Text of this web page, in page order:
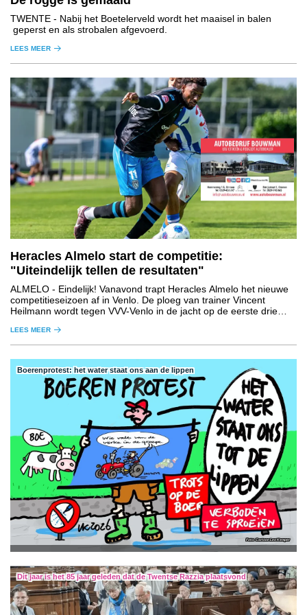
TWENTE - Nabij het Boetelerveld wordt het maaisel in balen
geperst en als strobalen afgevoerd.
LEES MEER
Heracles Almelo start de competitie:
"Uiteindelijk tellen de resultaten"
ALMELO - Eindelijk! Vanavond trapt Heracles Almelo het nieuwe
competitieseizoen af in Venlo. De ploeg van trainer Vincent
Heilmann wordt tegen VVV-Venlo in de jacht op de eerste drie
LEES MEER
Boerenprotest: het water staat ons aan de lippen
Cartoon Leo Kemper
Dit jaar is het 85 jaar geleden dat de Twentse Razzia plaatsvond